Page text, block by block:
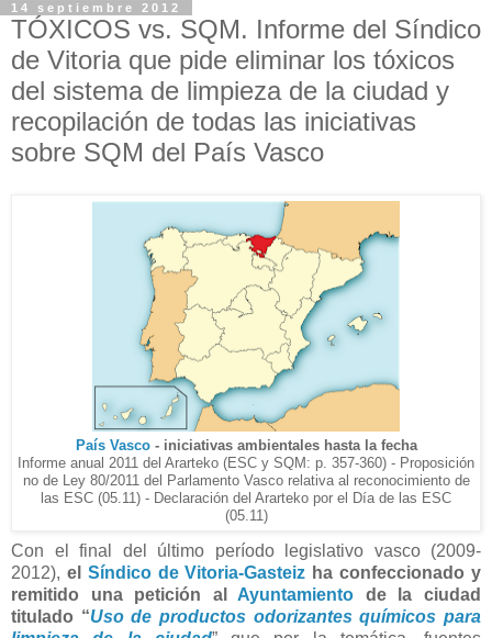
14 septiembre 2012
TÓXICOS vs. SQM. Informe del Síndico
de Vitoria que pide eliminar los tóxicos
del sistema de limpieza de la ciudad y
recopilación de todas las iniciativas
sobre SQM del País Vasco
País Vasco- iniciativas ambientales hasta la fecha
Informe anual 2011 del Ararteko (ESC y SQM: p. 357-360) - Proposición
no de Ley 80/2011 del Parlamento Vasco relativa al reconocimiento de
las ESC (05.11) - Declaración del Ararteko por el Día de las ESC
(05.11)
Con el final del último período legislativo vasco (2009-
2012), el Síndico de Vitoria-Gasteiz ha confeccionado y
remitido una petición al Ayuntamiento
de la ciudad
titulado “Uso de productos odorizantes químicos para